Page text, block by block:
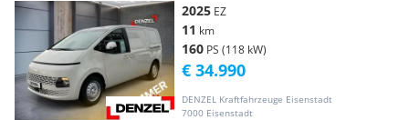
2025 EZ
11 km
160 PS (118 kW)
DENZEL Kraftfahrzeuge Eisenstadt
7000 Eisenstadt
€ 34.990